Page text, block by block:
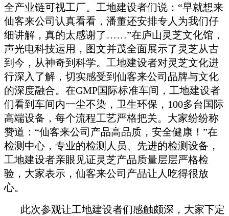
全产业链可视工厂。工地建设者们说：“早就想来
仙客来公司认真看看，潘董还安排专人为我们仔
细讲解，真的太感谢了……”在庐山灵芝文化馆，
声光电科技运用，图文并茂全面展示了灵芝从古
到今，从神奇到科学。工地建设者对灵芝文化进
行深入了解，切实感受到仙客来公司品牌与文化
的深度融合。在GMP国际标准车间，工地建设者
们看到车间内一尘不染，卫生环保，100多台国际
高端设备，每个流程工艺严格把关。大家纷纷称
赞道：“仙客来公司产品高品质，安全健康！”在
检测中心，专业的检测人员、先进的检测设备，
工地建设者亲眼见证灵芝产品质量层层严格检
验，大家表示，仙客来公司产品让人吃得很放
心。
此次参观让工地建设者们感触颇深，大家下定